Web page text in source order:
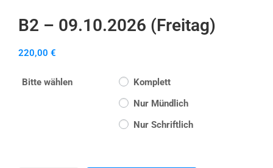
B2 – 09.10.2026 (Freitag)
220,00 €
Bitte wählen
Komplett
Nur Mündlich
Nur Schriftlich